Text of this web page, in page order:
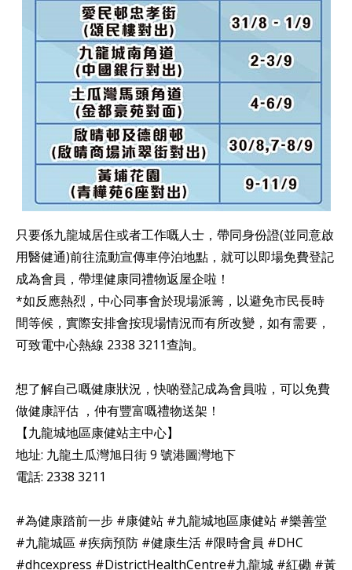
只要係九龍城居住或者工作嘅人士，帶同身份證(並同意啟
用醫健通)前往流動宣傳車停泊地點，就可以即場免費登記
成為會員，帶埋健康同禮物返屋企啦！
*如反應熱烈，中心同事會於現場派籌，以避免市民長時
間等候，實際安排會按現場情況而有所改變，如有需要，
可致電中心熱線 2338 3211查詢。
想了解自己嘅健康狀況，快啲登記成為會員啦，可以免費
做健康評估 ，仲有豐富嘅禮物送架！
【九龍城地區康健站主中心】
地址: 九龍土瓜灣旭日街 9 號港圖灣地下
電話: 2338 3211
#為健康踏前一步 #康健站 #九龍城地區康健站 #樂善堂
#九龍城區 #疾病預防 #健康生活 #限時會員 #DHC
#dhcexpress #DistrictHealthCentre#九龍城 #紅磡 #黃